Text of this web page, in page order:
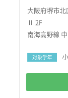
大阪府堺市北
Ⅱ 2F
南海高野線
対象学年